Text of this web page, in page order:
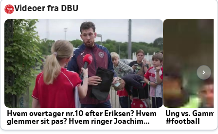
Videoer fra DBU
Hvem overtager nr.10 efter Eriksen? Hvem
glemmer sit pas? Hvem ringer Joachim
altid til efter kampe?
Ung vs.
#football